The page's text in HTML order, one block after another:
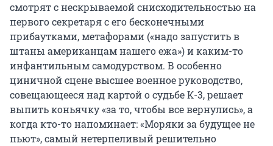
смотрят с нескрываемой снисходительностью на
первого секретаря с его бесконечными
прибаутками, метафорами («надо запустить в
штаны американцам нашего ежа») и каким-то
инфантильным самодурством. В особенно
циничной сцене высшее военное руководство,
совещающееся над картой о судьбе К-3, решает
выпить коньячку «за то, чтобы все вернулись», а
когда кто-то напоминает: «Моряки за будущее не
пьют», самый нетерпеливый решительно